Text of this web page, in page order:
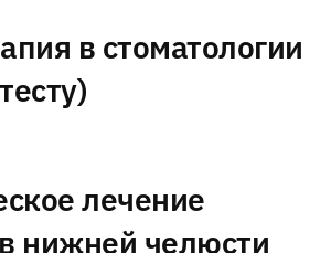
в стоматологии
лечение
нижней челюсти